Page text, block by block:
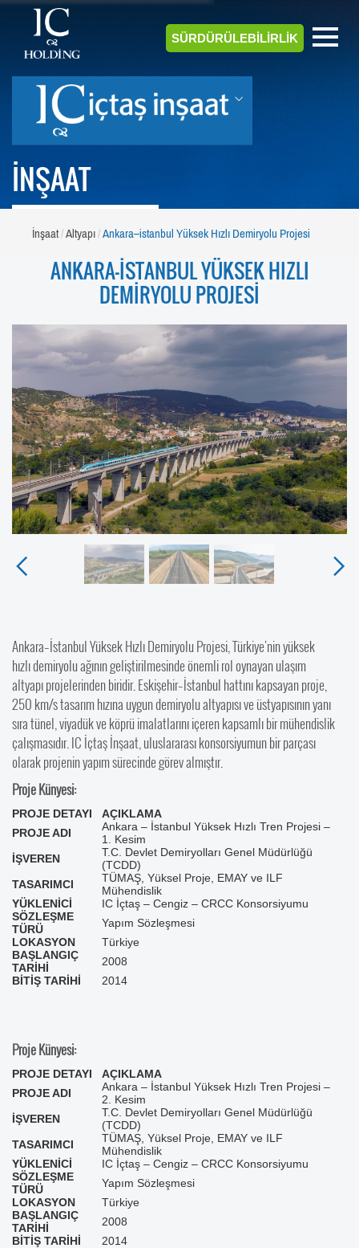
SÜRDÜRÜLEBİLİRLİK
İNŞAAT
İnşaat Altyapı Ankara–istanbul Yüksek Hızlı Demiryolu Projesi
ANKARA–İSTANBUL YÜKSEK HIZLI
DEMİRYOLU PROJESİ
Ankara–İstanbul Yüksek Hızlı Demiryolu Projesi, Türkiye'nin yüksek
hızlı demiryolu ağının geliştirilmesinde önemli rol oynayan ulaşım
altyapı projelerinden biridir. Eskişehir–İstanbul hattını kapsayan proje,
250 km/s tasarım hızına uygun demiryolu altyapısı ve üstyapısının yanı
sıra tünel, viyadük ve köprü imalatlarını içeren kapsamlı bir mühendislik
çalışmasıdır. IC İçtaş İnşaat, uluslararası konsorsiyumun bir parçası
olarak projenin yapım sürecinde görev almıştır.
Proje Künyesi:
PROJE DETAYI
AÇIKLAMA
PROJE ADI
Ankara – İstanbul Yüksek Hızlı Tren Projesi –
1. Kesim
İŞVEREN
T.C. Devlet Demiryolları Genel Müdürlüğü
(TCDD)
TASARIMCI
TÜMAŞ, Yüksel Proje, EMAY ve ILF
Mühendislik
YÜKLENİCİ
IC İçtaş – Cengiz – CRCC Konsorsiyumu
SÖZLEŞME
TÜRÜ
Yapım Sözleşmesi
LOKASYON
Türkiye
BAŞLANGIÇ
TARİHİ
2008
BİTİŞ TARİHİ
2014
Proje Künyesi:
PROJE DETAYI
AÇIKLAMA
PROJE ADI
Ankara – İstanbul Yüksek Hızlı Tren Projesi –
2. Kesim
İŞVEREN
T.C. Devlet Demiryolları Genel Müdürlüğü
(TCDD)
TASARIMCI
TÜMAŞ, Yüksel Proje, EMAY ve ILF
Mühendislik
YÜKLENİCİ
IC İçtaş – Cengiz – CRCC Konsorsiyumu
SÖZLEŞME
TÜRÜ
Yapım Sözleşmesi
LOKASYON
Türkiye
BAŞLANGIÇ
TARİHİ
2008
BİTİŞ TARİHİ
2014